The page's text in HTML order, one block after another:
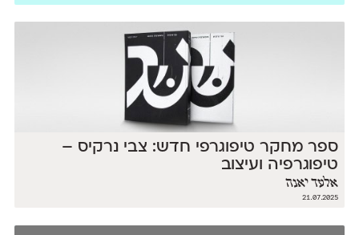
ספר מחקר טיפוגרפי חדש: צבי נרקיס –
טיפוגרפיה ועיצוב
אלעד יאנה
21.07.2025